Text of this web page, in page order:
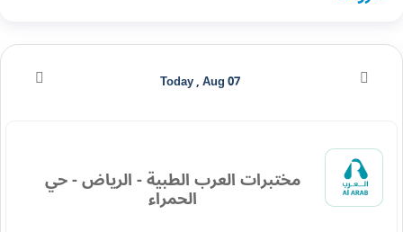
مختبرات العرب الطبية - الرياض - حي
الحمراء